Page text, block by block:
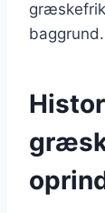
baggrund.